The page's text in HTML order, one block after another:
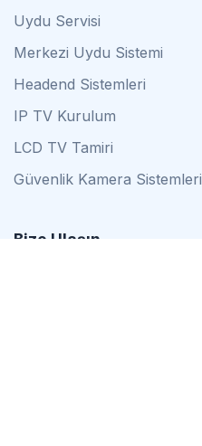
Uydu Servisi
Merkezi Uydu Sistemi
Headend Sistemleri
IP TV Kurulum
LCD TV Tamiri
Güvenlik Kamera Sistemleri
Bize Ulaşın